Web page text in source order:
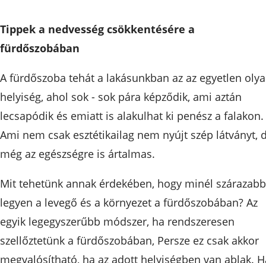
Tippek a nedvesség csökkentésére a
fürdőszobában
A fürdőszoba tehát a lakásunkban az az egyetlen
helyiség, ahol sok - sok pára képződik, ami aztán
lecsapódik és emiatt is alakulhat ki penész a falakon.
Ami nem csak esztétikailag nem nyújt szép látványt,
még az egészségre is ártalmas.
Mit tehetünk annak érdekében, hogy minél szárazabb
legyen a levegő és a környezet a fürdőszobában? Az
egyik legegyszerűbb módszer, ha rendszeresen
szellőztetünk a fürdőszobában, Persze ez csak akkor
megvalósítható, ha az adott helyiségben van ablak.